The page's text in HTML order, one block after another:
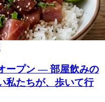
ープン ― 部屋飲みの
私たちが、歩いて行